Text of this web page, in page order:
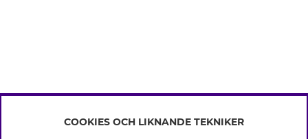
INFO
COOKIES OCH LIKNANDE TEKNIKER